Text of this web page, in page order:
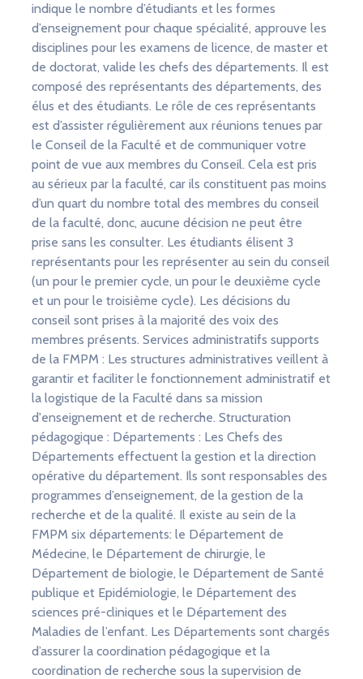
indique le nombre d’étudiants et les formes
d’enseignement pour chaque spécialité, approuve les
disciplines pour les examens de licence, de master et
de doctorat, valide les chefs des départements. Il est
composé des représentants des départements, des
élus et des étudiants. Le rôle de ces représentants
est d’assister régulièrement aux réunions tenues par
le Conseil de la Faculté et de communiquer votre
point de vue aux membres du Conseil. Cela est pris
au sérieux par la faculté, car ils constituent pas moins
d’un quart du nombre total des membres du conseil
de la faculté, donc, aucune décision ne peut être
prise sans les consulter. Les étudiants élisent 3
représentants pour les représenter au sein du conseil
(un pour le premier cycle, un pour le deuxième cycle
et un pour le troisième cycle). Les décisions du
conseil sont prises à la majorité des voix des
membres présents. Services administratifs supports
de la FMPM : Les structures administratives veillent à
garantir et faciliter le fonctionnement administratif et
la logistique de la Faculté dans sa mission
d'enseignement et de recherche. Structuration
pédagogique : Départements : Les Chefs des
Départements effectuent la gestion et la direction
opérative du département. Ils sont responsables des
programmes d’enseignement, de la gestion de la
recherche et de la qualité. Il existe au sein de la
FMPM six départements: le Département de
Médecine, le Département de chirurgie, le
Département de biologie, le Département de Santé
publique et Epidémiologie, le Département des
sciences pré-cliniques et le Département des
Maladies de l’enfant. Les Départements sont chargés
d’assurer la coordination pédagogique et la
coordination de recherche sous la supervision de